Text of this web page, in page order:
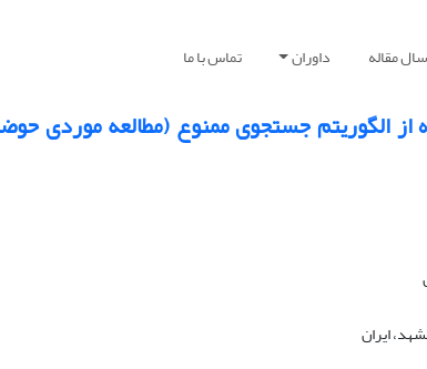
مقاله داوران تماس با ما
الگوریتم‌ جستجوی ممنوع (مطالعه موردی
ایران